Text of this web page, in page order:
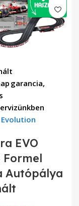
garancia,
Evolution
EVO
Formel
Autópálya